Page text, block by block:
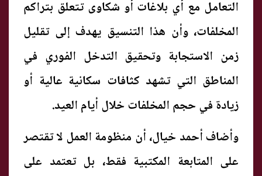
التعامل مع أي بلاغات أو شكاوى تتعلق بتراكم
المخلفات، وأن هذا التنسيق يهدف إلى تقليل
زمن الاستجابة وتحقيق التدخل الفوري في
المناطق التي تشهد كثافات سكانية عالية أو
زيادة في حجم المخلفات خلال أيام العيد.
وأضاف أحمد خيال، أن منظومة العمل لا تقتصر
على المتابعة المكتبية فقط، بل تعتمد على